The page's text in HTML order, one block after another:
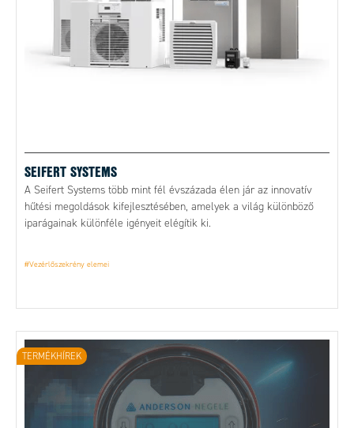
SEIFERT SYSTEMS
A Seifert Systems több mint fél évszázada élen jár az innovatív
hűtési megoldások kifejlesztésében, amelyek a világ különböző
iparágainak különféle igényeit elégítik ki.
#Vezérlőszekrény elemei
TERMÉKHÍREK